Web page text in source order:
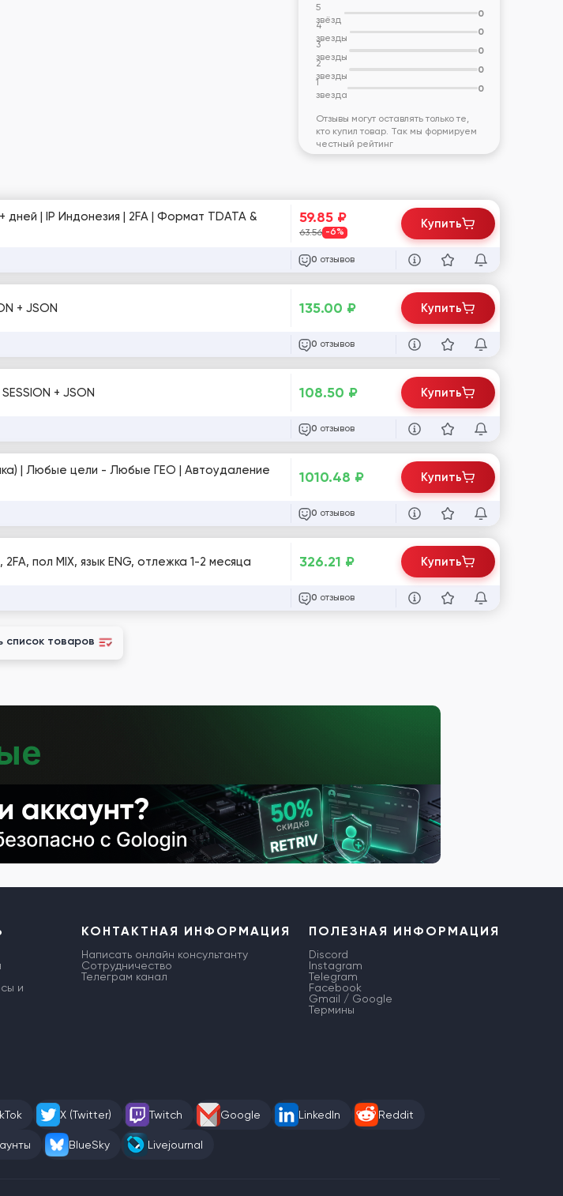
5
звёзд
0
4
звезды
0
3
звезды
0
2
звезды
0
1
звезда
0
Отзывы могут оставлять только те,
кто купил товар. Так мы формируем
честный рейтинг
| IP Индонезия | 2FA | Формат TDATA &
59.85 ₽
63.56 -6%
0 отзывов
Купить
+ JSON 135.00 ₽
0 отзывов
Купить
+ JSON 108.50 ₽
0 отзывов
Купить
| Любые цели - Любые ГЕО | Автоудаление
1010.48 ₽
0 отзывов
Купить
пол MIX, язык ENG, отлежка 1-2 месяца 326.21 ₽
0 отзывов
Купить
список товаров
и
КОНТАКТНАЯ ИНФОРМАЦИЯ
Написать онлайн консультанту
Сотрудничество
Телеграм канал
ПОЛЕЗНАЯ ИНФОРМАЦИЯ
Discord
Instagram
Telegram
Facebook
Gmail / Google
Термины
X (Twitter) Twitch Google LinkedIn Reddit
BlueSky Livejournal